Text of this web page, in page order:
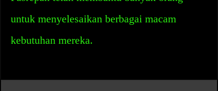
untuk menyelesaikan berbagai macam
kebutuhan mereka.